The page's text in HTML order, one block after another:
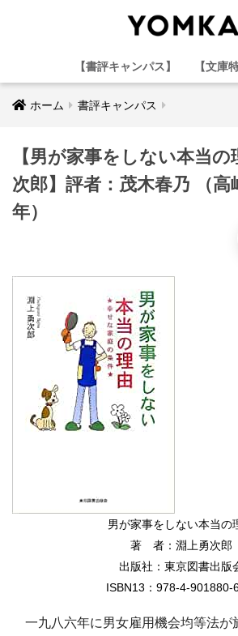
【書評キャンパス】 【文庫
ホーム 書評キャンパス
【男が家事をしない本当の
次郎】評者：茂木春乃 （高
年）
男が家事をしない本当の
著 者：淵上勇次郎
出版社：東京図書出版
ISBN13：978-4-901880-
一九八六年に男女雇用機会均等法が